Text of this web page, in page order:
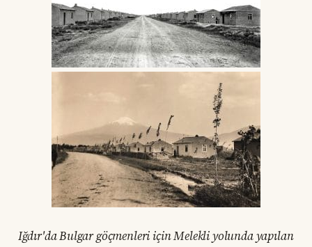
Iğdır'da Bulgar göçmenleri için Melekli yolunda yapılan